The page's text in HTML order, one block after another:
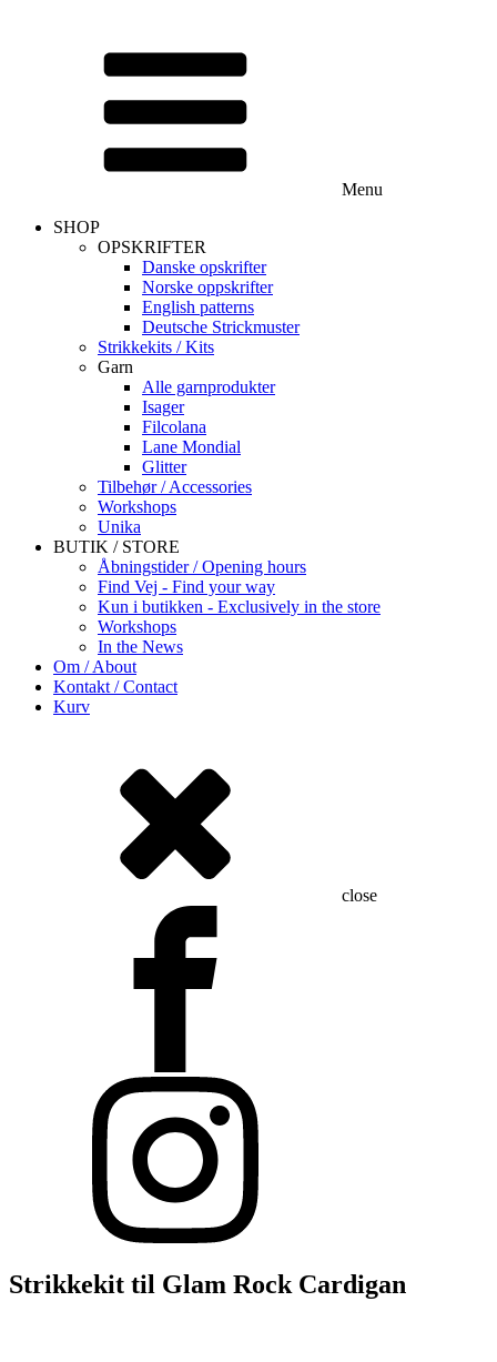
Menu
SHOP
OPSKRIFTER
Danske opskrifter
Norske oppskrifter
English patterns
Deutsche Strickmuster
Strikkekits / Kits
Garn
Alle garnprodukter
Isager
Filcolana
Lane Mondial
Glitter
Tilbehør / Accessories
Workshops
Unika
BUTIK / STORE
Åbningstider / Opening hours
Find Vej - Find your way
Kun i butikken - Exclusively in the store
Workshops
In the News
Om / About
Kontakt / Contact
Kurv
close
Strikkekit til Glam Rock Cardigan